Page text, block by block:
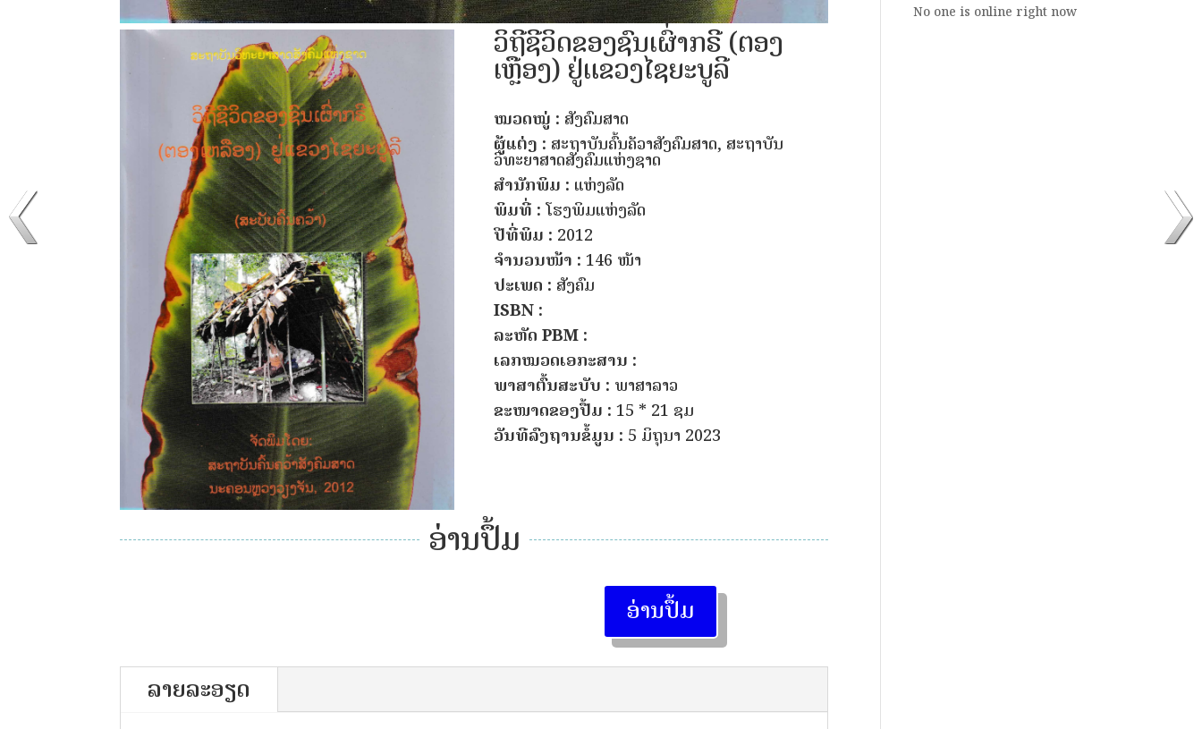
ວິຖີຊີວິດຂອງຊົນເຜົ່າກຣີ (ຕອງ
ເຫຼືອງ) ຢູ່ແຂວງໄຊຍະບູລີ
ໝວດໝູ່ : ສັງຄົມສາດ
ຜູ້ແຕ່ງ : ສະຖາບັນຄົ້ນຄ້ວາສັງຄົມສາດ, ສະຖາບັນ
ວິທະຍາສາດສັງຄົມແຫ່ງຊາດ
ສຳນັກພິມ : ແຫ່ງລັດ
ພິມທີ່ : ໂຮງພິມແຫ່ງລັດ
ປີທີ່ພິມ : 2012
ຈຳນວນໜ້າ : 146 ໜ້າ
ປະເພດ : ສັງຄົມ
ISBN :
ລະຫັດ PBM :
ເລກໝວດເອກະສານ :
ພາສາຕົ້ນສະບັບ : ພາສາລາວ
ຂະໜາດຂອງປື້ມ : 15 * 21 ຊມ
ວັນທີລົງຖານຂໍ້ມູນ : 5 ມິຖຸນາ 2023
ອ່ານປຶ້ມ
ອ່ານປຶ້ມ
ລາຍລະອຽດ
No one is online right now